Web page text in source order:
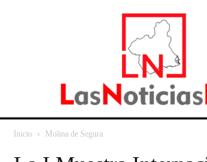
Inicio Molina de Segura